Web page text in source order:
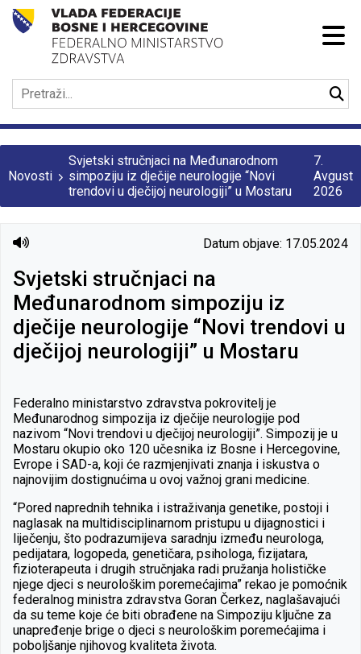
Novosti
Svjetski stručnjaci na Međunarodnom
simpoziju iz dječije neurologije “Novi
trendovi u dječijoj neurologiji” u Mostaru
7.
Avgust
2026
Datum objave: 17.05.2024
Svjetski stručnjaci na
Međunarodnom simpoziju iz
dječije neurologije “Novi trendovi u
dječijoj neurologiji” u Mostaru
Federalno ministarstvo zdravstva pokrovitelj je
Međunarodnog simpozija iz dječije neurologije pod
nazivom “Novi trendovi u dječijoj neurologiji”. Simpozij je u
Mostaru okupio oko 120 učesnika iz Bosne i Hercegovine,
Evrope i SAD-a, koji će razmjenjivati znanja i iskustva o
najnovijim dostignućima u ovoj važnoj grani medicine.
“Pored naprednih tehnika i istraživanja genetike, postoji i
naglasak na multidisciplinarnom pristupu u dijagnostici i
liječenju, što podrazumijeva saradnju između neurologa,
pedijatara, logopeda, genetičara, psihologa, fizijatara,
fizioterapeuta i drugih stručnjaka radi pružanja holističke
njege djeci s neurološkim poremećajima” rekao je pomoćnik
federalnog ministra zdravstva Goran Čerkez, naglašavajući
da su teme koje će biti obrađene na Simpoziju ključne za
unapređenje brige o djeci s neurološkim poremećajima i
poboljšanje njihovog kvaliteta života.